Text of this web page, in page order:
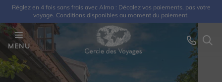
Réglez en 4 fois sans frais avec Alma : Décalez vos paiements, pas votre
voyage. Conditions disponibles au moment du paiement.
MENU